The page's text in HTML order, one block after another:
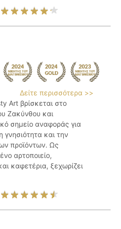
Δείτε περισσότερα >>
Art βρίσκεται στο
Ζακύνθου και
σημείο αναφοράς για
γνησιότητα και την
προϊόντων. Ως
αρτοποιείο,
καφετέρια, ξεχωρίζει